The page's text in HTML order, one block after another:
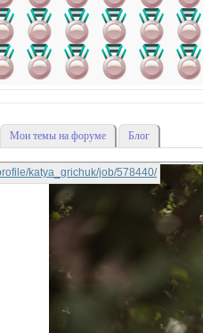
Мои темы на форуме Блог
katya_grichuk/job/578440/